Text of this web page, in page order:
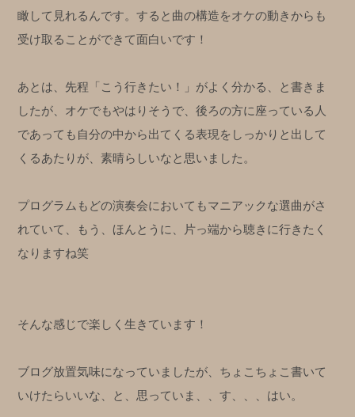
瞰して見れるんです。すると曲の構造をオケの動きからも
受け取ることができて面白いです！
あとは、先程「こう行きたい！」がよく分かる、と書きま
したが、オケでもやはりそうで、後ろの方に座っている人
であっても自分の中から出てくる表現をしっかりと出して
くるあたりが、素晴らしいなと思いました。
プログラムもどの演奏会においてもマニアックな選曲がさ
れていて、もう、ほんとうに、片っ端から聴きに行きたく
なりますね笑
そんな感じで楽しく生きています！
ブログ放置気味になっていましたが、ちょこちょこ書いて
いけたらいいな、と、思っていま、、す、、、はい。